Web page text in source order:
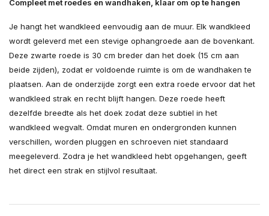
Compleet met roedes en wandhaken, klaar om op te hangen
Je hangt het wandkleed eenvoudig aan de muur. Elk wandkleed
wordt geleverd met een stevige ophangroede aan de bovenkant.
Deze zwarte roede is 30 cm breder dan het doek (15 cm aan
beide zijden), zodat er voldoende ruimte is om de wandhaken te
plaatsen. Aan de onderzijde zorgt een extra roede ervoor dat het
wandkleed strak en recht blijft hangen. Deze roede heeft
dezelfde breedte als het doek zodat deze subtiel in het
wandkleed wegvalt. Omdat muren en ondergronden kunnen
verschillen, worden pluggen en schroeven niet standaard
meegeleverd. Zodra je het wandkleed hebt opgehangen, geeft
het direct een strak en stijlvol resultaat.